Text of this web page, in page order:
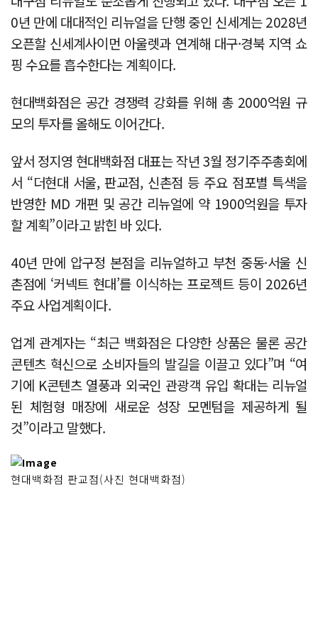
0년 만에 대대적인 리뉴얼을 단행 중인 신세계는 2028년
오픈할 신세계사이먼 아울렛과 연계해 대구·경북 지역 쇼
핑 수요를 흡수한다는 계획이다.
현대백화점은 공간 경쟁력 강화를 위해 총 2000억원 규
모의 투자를 올해도 이어간다.
앞서 정지영 현대백화점 대표는 작년 3월 정기주주총회에
서 “더현대 서울, 판교점, 신촌점 등 주요 점포별 특색을
반영한 MD 개편 및 공간 리뉴얼에 약 1900억원을 투자
할 계획”이라고 밝힌 바 있다.
40년 만에 압구정 본점을 리뉴얼하고 부천 중동·서울 신
촌점에 ‘커넥트 현대’를 이식하는 프로젝트 등이 2026년
주요 사업계획이다.
업계 관계자는 “최근 백화점은 다양한 상품은 물론 공간
콘텐츠 혁신으로 소비자들의 발길을 이끌고 있다”며 “여
기에 K콘텐츠 열풍과 외국인 관광객 유입 확대는 리뉴얼
된 체험형 매장에 새로운 성장 모멘텀을 제공하게 될
것”이라고 말했다.
현대백화점 판교점(사진 현대백화점)